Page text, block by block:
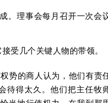
。理事会每月召开一次会
几个关键人物的带领。
势的商人认为，他们有责
待得太久。他们把主任牧